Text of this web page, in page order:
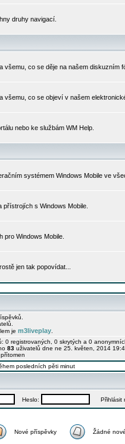
druhy navigací.
všemu, co se děje na našem diskuzním
všemu, co se objeví v našem
nebo ke službám WM Help.
systémem Windows Mobile ve
přístrojích s Windows Mobile.
Windows Mobile.
jen tak popovídat...
je m3liveplay
0 registrovaných, 0 skrytých a 0
83 uživatelů dne ne 25. květen, 2014
posledních pěti minut
Heslo: Přihlásit
Nové příspěvky Žádné